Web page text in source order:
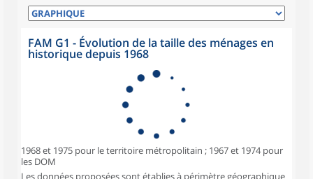
FAM G1 - Évolution de la taille des ménages en
historique depuis 1968
1968 et 1975 pour le territoire métropolitain ; 1967 et 1974 pour
les DOM
Les données proposées sont établies à périmètre géographique